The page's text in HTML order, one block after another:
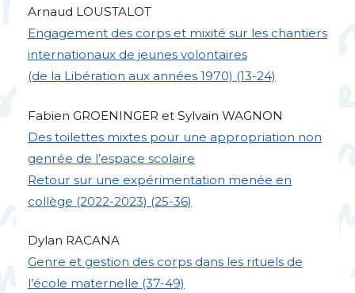
Arnaud LOUSTALOT
Engagement des corps et mixité sur les chantiers
internationaux de jeunes volontaires
(de la Libération aux années 1970) (13-24)
Fabien GROENINGER et Sylvain WAGNON
Des toilettes mixtes pour une appropriation non
genrée de l’espace scolaire
Retour sur une expérimentation menée en
collège (2022-2023) (25-36)
Dylan RACANA
Genre et gestion des corps dans les rituels de
l’école maternelle (37-49)